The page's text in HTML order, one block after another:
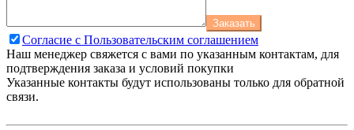
Заказать
Согласие с Пользовательским соглашением
Наш менеджер свяжется с вами по указанным контактам, для
подтверждения заказа и условий покупки
Указанные контакты будут использованы только для обратной
связи.